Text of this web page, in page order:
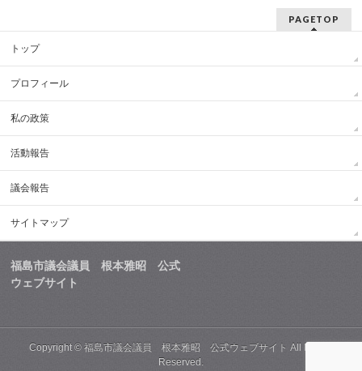
PAGETOP
トップ
プロフィール
私の政策
活動報告
議会報告
サイトマップ
福島市議会議員 根本雅昭 公式
ウェブサイト
Copyright ©福島市議会議員 根本雅昭 公式ウェブサイト All Rights
Reserved.